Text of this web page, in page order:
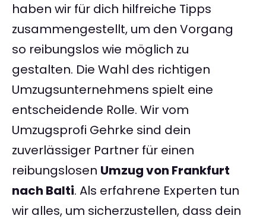
haben wir für dich hilfreiche Tipps
zusammengestellt, um den Vorgang
so reibungslos wie möglich zu
gestalten. Die Wahl des richtigen
Umzugsunternehmens spielt eine
entscheidende Rolle. Wir vom
Umzugsprofi Gehrke sind dein
zuverlässiger Partner für einen
reibungslosen Umzug von Frankfurt
nach Balti. Als erfahrene Experten tun
wir alles, um sicherzustellen, dass dein